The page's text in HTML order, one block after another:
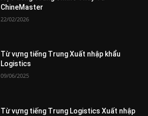
ChineMaster
22/02/2026
Từ vựng tiếng Trung Xuất nhập khẩu
Logistics
09/06/2025
Từ vựng tiếng Trung Logistics Xuất nhập